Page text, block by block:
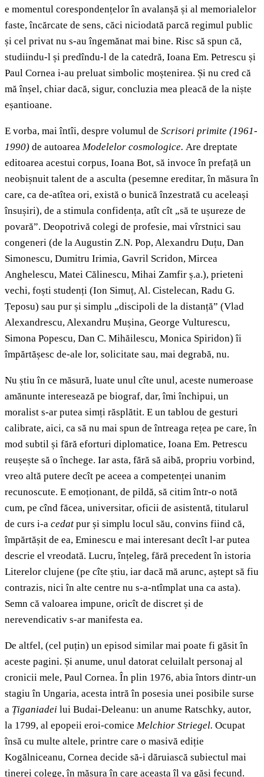
e momentul corespondențelor în avalanșă și al memorialelor
faste, încărcate de sens, căci niciodată parcă regimul public
și cel privat nu s-au îngemănat mai bine. Risc să spun că,
studiindu-l și predîndu-l de la catedră, Ioana Em. Petrescu și
Paul Cornea i-au preluat simbolic moștenirea. Și nu cred că
mă înșel, chiar dacă, sigur, concluzia mea pleacă de la niște
eșantioane.
E vorba, mai întîi, despre volumul de Scrisori primite (1961-
1990) de autoarea Modelelor cosmologice. Are dreptate
editoarea acestui corpus, Ioana Bot, să invoce în prefață un
neobișnuit talent de a asculta (pesemne ereditar, în măsura în
care, ca de-atîtea ori, există o bunică înzestrată cu aceleași
însușiri), de a stimula confidența, atît cît „să te ușureze de
povară”. Deopotrivă colegi de profesie, mai vîrstnici sau
congeneri (de la Augustin Z.N. Pop, Alexandru Duțu, Dan
Simonescu, Dumitru Irimia, Gavril Scridon, Mircea
Anghelescu, Matei Călinescu, Mihai Zamfir ș.a.), prieteni
vechi, foști studenți (Ion Simuț, Al. Cistelecan, Radu G.
Țeposu) sau pur și simplu „discipoli de la distanță” (Vlad
Alexandrescu, Alexandru Mușina, George Vulturescu,
Simona Popescu, Dan C. Mihăilescu, Monica Spiridon) îi
împărtășesc de-ale lor, solicitate sau, mai degrabă, nu.
Nu știu în ce măsură, luate unul cîte unul, aceste numeroase
amănunte interesează pe biograf, dar, îmi închipui, un
moralist s-ar putea simți răsplătit. E un tablou de gesturi
calibrate, aici, ca să nu mai spun de întreaga rețea pe care, în
mod subtil și fără eforturi diplomatice, Ioana Em. Petrescu
reușește să o închege. Iar asta, fără să aibă, propriu vorbind,
vreo altă putere decît pe aceea a competenței unanim
recunoscute. E emoționant, de pildă, să citim într-o notă
cum, pe cînd făcea, universitar, oficii de asistentă, titularul
de curs i-a cedat pur și simplu locul său, convins fiind că,
împărtășit de ea, Eminescu e mai interesant decît l-ar putea
descrie el vreodată. Lucru, înțeleg, fără precedent în istoria
Literelor clujene (pe cîte știu, iar dacă mă arunc, aștept să fiu
contrazis, nici în alte centre nu s-a-ntîmplat una ca asta).
Semn că valoarea impune, oricît de discret și de
nerevendicativ s-ar manifesta ea.
De altfel, (cel puțin) un episod similar mai poate fi găsit în
aceste pagini. Și anume, unul datorat celuilalt personaj al
cronicii mele, Paul Cornea. În plin 1976, abia întors dintr-un
stagiu în Ungaria, acesta intră în posesia unei posibile surse
a Țiganiadei lui Budai-Deleanu: un anume Ratschky, autor,
la 1799, al epopeii eroi-comice Melchior Striegel. Ocupat
însă cu multe altele, printre care o masivă ediție
Kogălniceanu, Cornea decide să-i dăruiască subiectul mai
tinerei colege, în măsura în care aceasta îl va găsi fecund.